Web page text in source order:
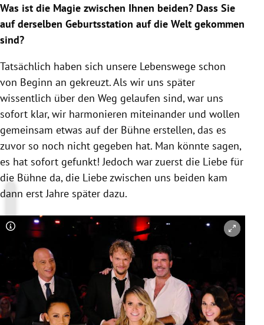
Was ist die Magie zwischen Ihnen beiden? Dass Sie
auf derselben Geburtsstation auf die Welt gekommen
sind?
Tatsächlich haben sich unsere Lebenswege schon
von Beginn an gekreuzt. Als wir uns später
wissentlich über den Weg gelaufen sind, war uns
sofort klar, wir harmonieren miteinander und wollen
gemeinsam etwas auf der Bühne erstellen, das es
zuvor so noch nicht gegeben hat. Man könnte sagen,
es hat sofort gefunkt! Jedoch war zuerst die Liebe für
die Bühne da, die Liebe zwischen uns beiden kam
dann erst Jahre später dazu.
Copyright-Hinweis öffnen/schließen